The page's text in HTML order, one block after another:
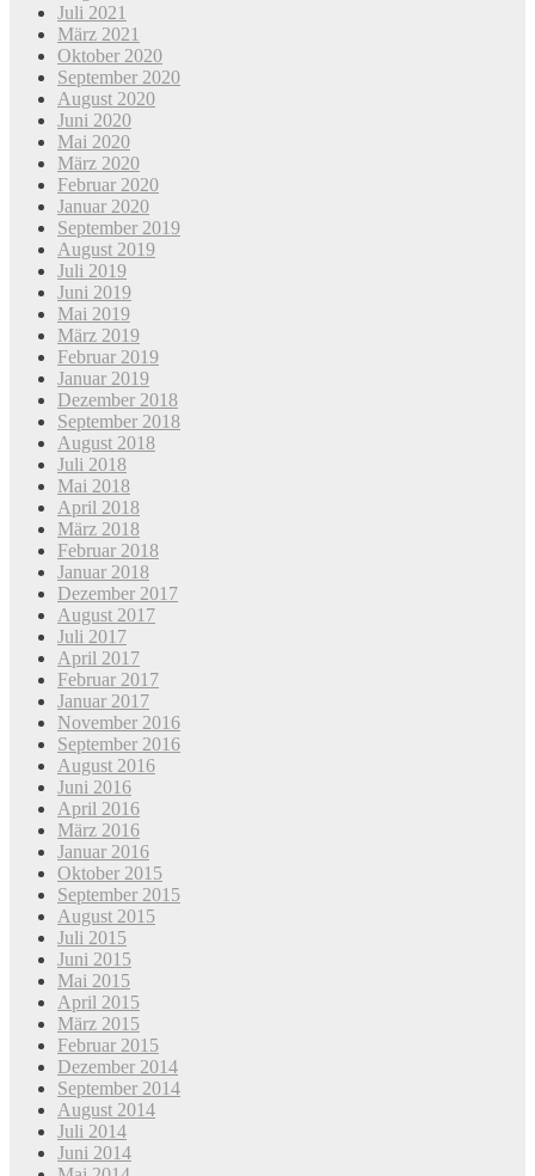
Juli 2021
März 2021
Oktober 2020
September 2020
August 2020
Juni 2020
Mai 2020
März 2020
Februar 2020
Januar 2020
September 2019
August 2019
Juli 2019
Juni 2019
Mai 2019
März 2019
Februar 2019
Januar 2019
Dezember 2018
September 2018
August 2018
Juli 2018
Mai 2018
April 2018
März 2018
Februar 2018
Januar 2018
Dezember 2017
August 2017
Juli 2017
April 2017
Februar 2017
Januar 2017
November 2016
September 2016
August 2016
Juni 2016
April 2016
März 2016
Januar 2016
Oktober 2015
September 2015
August 2015
Juli 2015
Juni 2015
Mai 2015
April 2015
März 2015
Februar 2015
Dezember 2014
September 2014
August 2014
Juli 2014
Juni 2014